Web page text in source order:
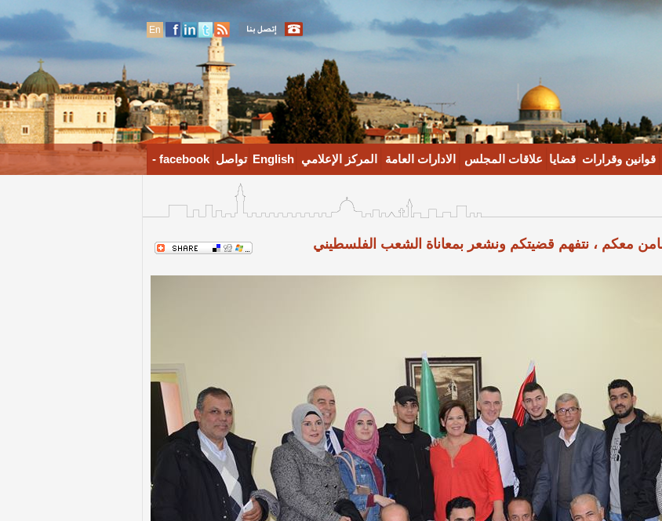
En
قوانين وقرارات قضايا علاقات المجلس الادارات العامة المركز الإعلامي English تواصل facebook -
معكم ، نتفهم قضيتكم ونشعر بمعاناة الشعب الفلسطيني